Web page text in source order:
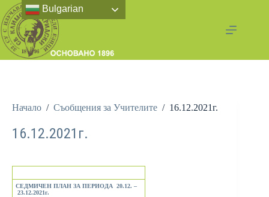
Начало / Съобщения за Учителите / 16.12.2021г.
16.12.2021г.
СЕДМИЧЕН ПЛАН ЗА ПЕРИОДА 20.12. –
23.12.2021г.
Bulgarian